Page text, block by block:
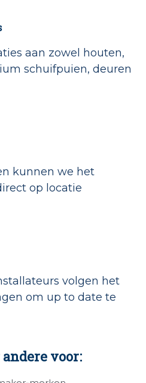
aan zowel houten,
schuifpuien, deuren
kunnen we het
op locatie
volgen het
om up to date te
voor: